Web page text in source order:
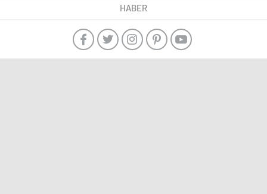
HABER